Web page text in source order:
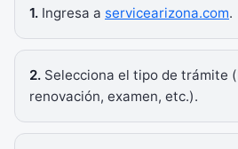
1. Ingresa a servicearizona.com.
2. Selecciona el tipo de trámite
renovación, examen, etc.).